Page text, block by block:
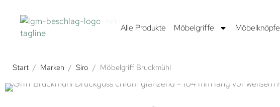
Alle Produkte Möbelgriffe Möbelknöpfe
Start / Marken / Siro / Möbelgriff Bruckmühl